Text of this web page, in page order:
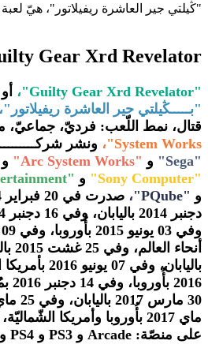
"ڭيلتي جير العاشرة ريفيلاتور"، هيّ
Gear Xrd Revelator
"Guilty Gear Xrd Revelator"،
"بـــــڭيلتي جير العاشرة ريفيلاتور"،
قتال، نمط اللّعب: فرديّ، جماعيّ، من
System Works"،
ونشر
"Sega"
و "Arc System Works" و
"Sony Computer"
و "Sony Interactive Entertainment"
و "PQube"،
ماي 2017 بأُوروبا وأمريكا
على منصّة: Arcade و PS3 و PS4 و PC .